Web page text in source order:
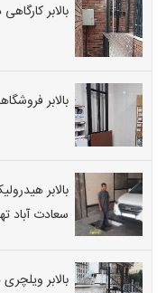
بالابر
بالابر فروشگاهی
بالابر
سعادت آباد
بالابر